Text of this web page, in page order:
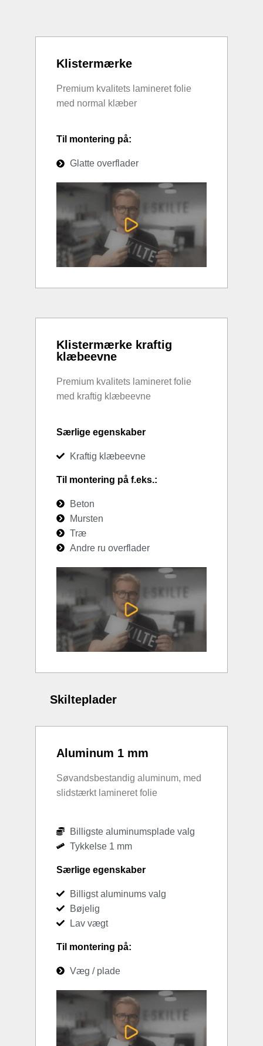
Klistermærke
Premium kvalitets lamineret folie
med normal klæber
Til montering på:
Glatte overflader
Klistermærke kraftig
klæbeevne
Premium kvalitets lamineret folie
med kraftig klæbeevne
Særlige egenskaber
Kraftig klæbeevne
Til montering på f.eks.:
Beton
Mursten
Træ
Andre ru overflader
Skilteplader
Aluminum 1 mm
Søvandsbestandig aluminum, med
slidstærkt lamineret folie
Billigste aluminumsplade valg
Tykkelse 1 mm
Særlige egenskaber
Billigst aluminums valg
Bøjelig
Lav vægt
Til montering på:
Væg / plade